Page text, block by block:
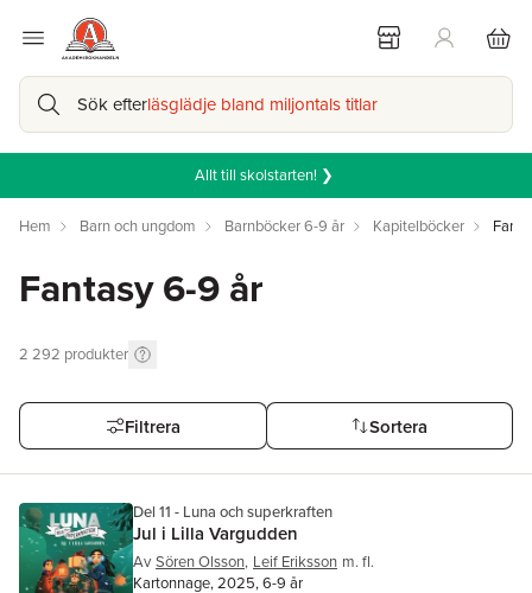
Sök efterläsglädje bland miljontals titlar
Allt till skolstarten! ❯
Hem Barn och ungdom Barnböcker 6-9 år Kapitelböcker
Fantasy 6-9 år
2 292 produkter
Filtrera Sortera
Del 11 - Luna och superkraften
Jul i Lilla Vargudden
Av Sören Olsson, Leif Eriksson m. fl.
Kartonnage, 2025, 6-9 år